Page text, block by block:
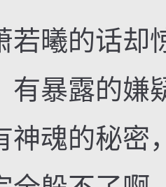
曦的话却
有暴露的嫌
神魂的秘密